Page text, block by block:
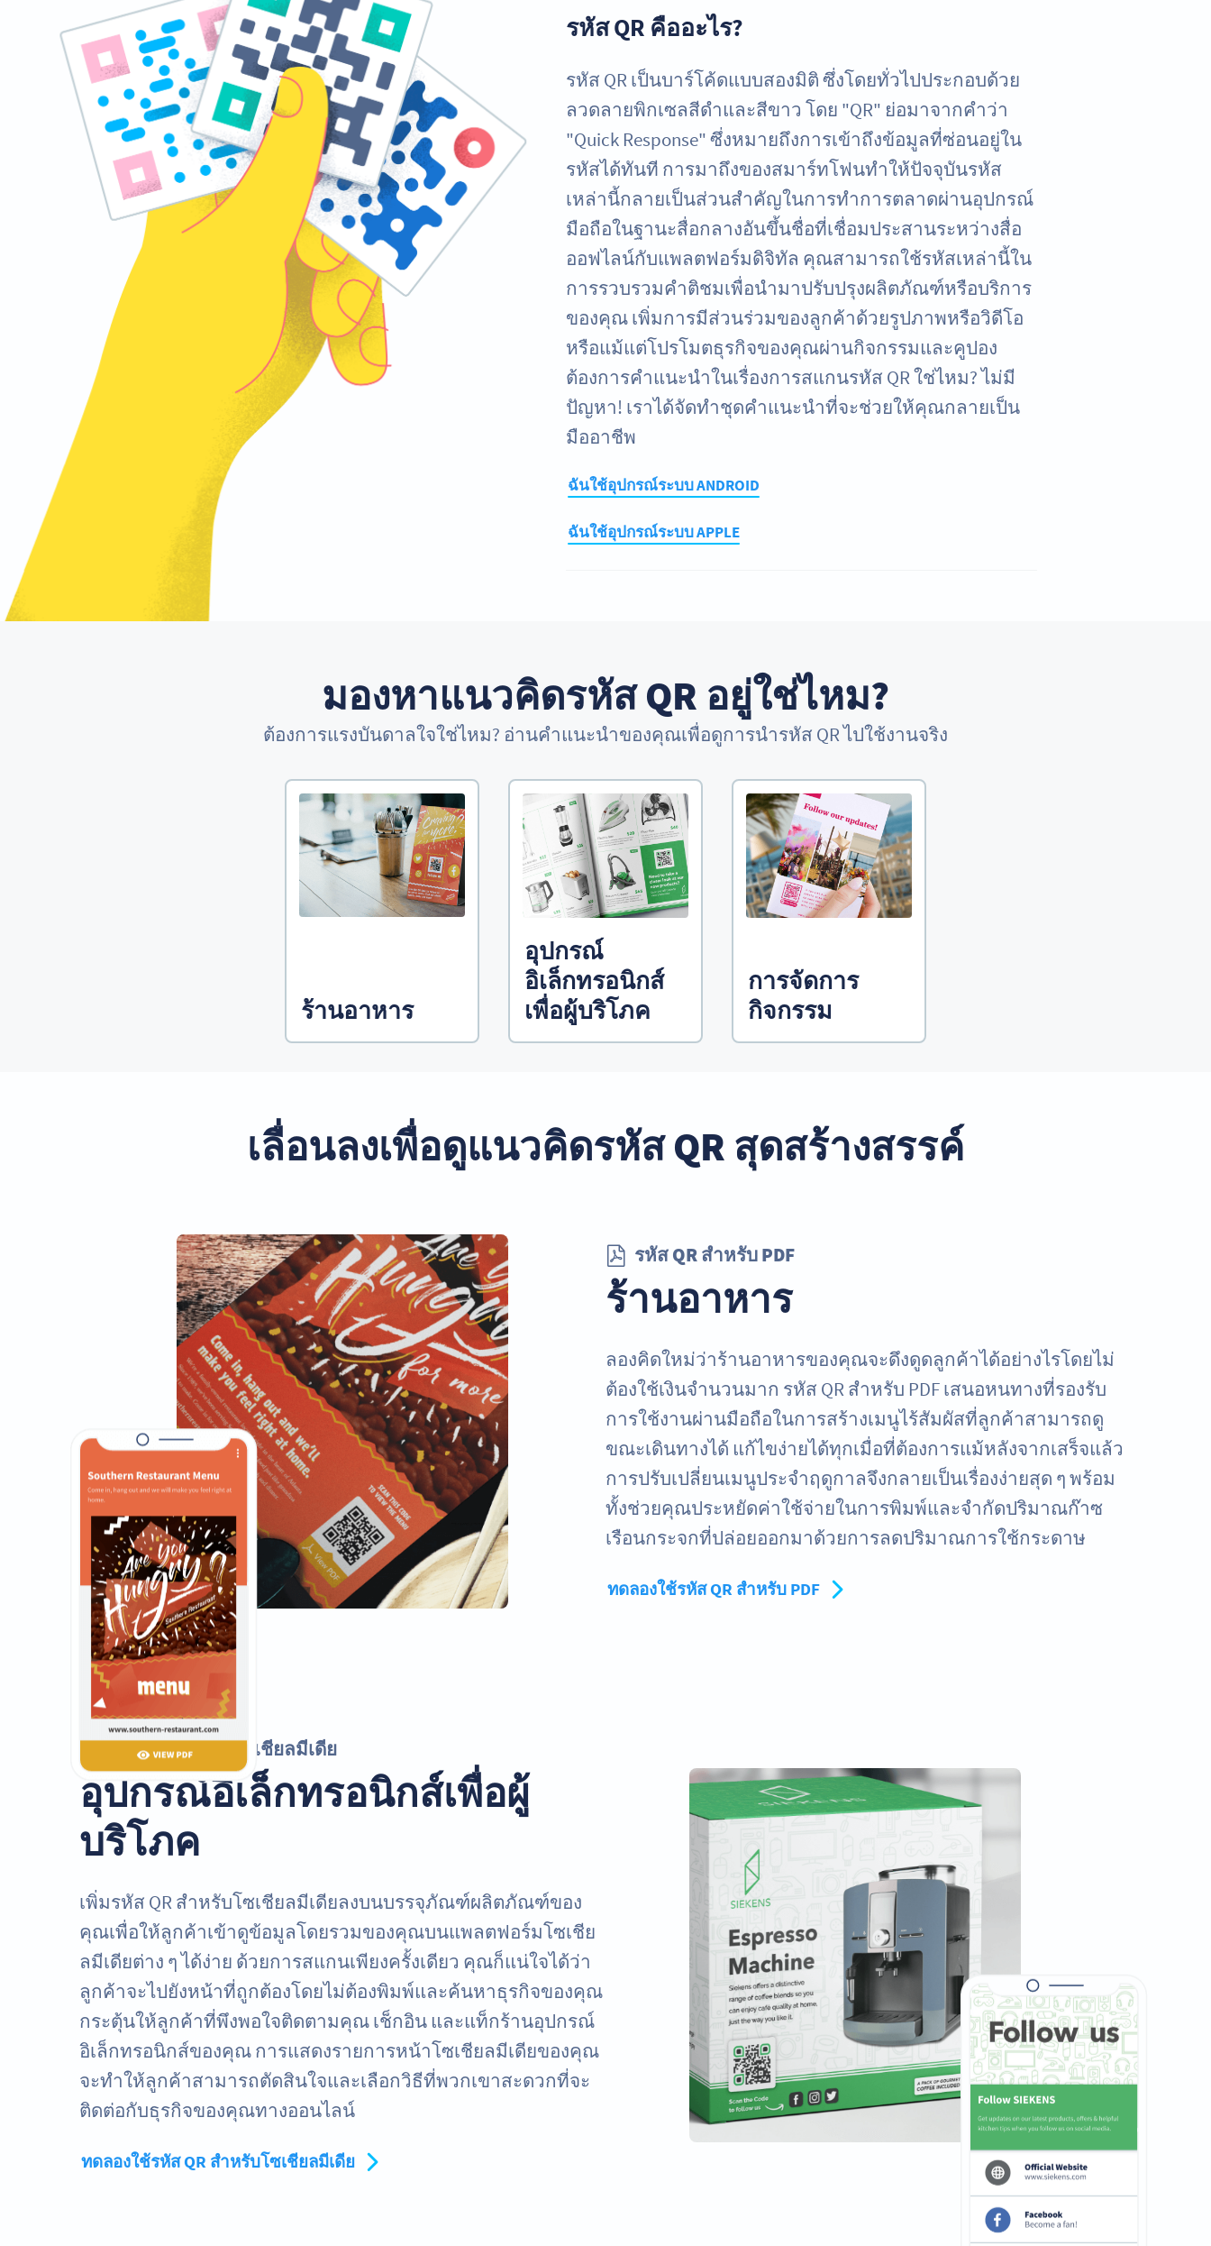
รหัส QR คืออะไร?
รหัส QR เป็นบาร์โค้ดแบบสองมิติ ซึ่งโดยทั่วไปประกอบด้วย
ลวดลายพิกเซลสีดำและสีขาว โดย "QR" ย่อมาจากคำว่า
"Quick Response" ซึ่งหมายถึงการเข้าถึงข้อมูลที่ซ่อนอยู่ใน
รหัสได้ทันที การมาถึงของสมาร์ทโฟนทำให้ปัจจุบันรหัส
เหล่านี้กลายเป็นส่วนสำคัญในการทำการตลาดผ่านอุปกรณ์
มือถือในฐานะสื่อกลางอันขึ้นชื่อที่เชื่อมประสานระหว่างสื่อ
ออฟไลน์กับแพลตฟอร์มดิจิทัล คุณสามารถใช้รหัสเหล่านี้ใน
การรวบรวมคำติชมเพื่อนำมาปรับปรุงผลิตภัณฑ์หรือบริการ
ของคุณ เพิ่มการมีส่วนร่วมของลูกค้าด้วยรูปภาพหรือวิดีโอ
หรือแม้แต่โปรโมตธุรกิจของคุณผ่านกิจกรรมและคูปอง
ต้องการคำแนะนำในเรื่องการสแกนรหัส QR ใช่ไหม? ไม่มี
ปัญหา! เราได้จัดทำชุดคำแนะนำที่จะช่วยให้คุณกลายเป็น
มืออาชีพ
ฉันใช้อุปกรณ์ระบบ ANDROID
ฉันใช้อุปกรณ์ระบบ APPLE
มองหาแนวคิดรหัส QR อยู่ใช่ไหม?
ต้องการแรงบันดาลใจใช่ไหม? อ่านคำแนะนำของคุณเพื่อดูการนำรหัส QR ไปใช้งานจริง
ร้านอาหาร
อุปกรณ์
อิเล็กทรอนิกส์
เพื่อผู้บริโภค
การจัดการ
กิจกรรม
เลื่อนลงเพื่อดูแนวคิดรหัส QR สุดสร้างสรรค์
รหัส QR สำหรับ PDF
ร้านอาหาร
ลองคิดใหม่ว่าร้านอาหารของคุณจะดึงดูดลูกค้าได้อย่างไรโดยไม่
ต้องใช้เงินจำนวนมาก รหัส QR สำหรับ PDF เสนอหนทางที่รองรับ
การใช้งานผ่านมือถือในการสร้างเมนูไร้สัมผัสที่ลูกค้าสามารถดู
ขณะเดินทางได้ แก้ไขง่ายได้ทุกเมื่อที่ต้องการแม้หลังจากเสร็จแล้ว
การปรับเปลี่ยนเมนูประจำฤดูกาลจึงกลายเป็นเรื่องง่ายสุด ๆ พร้อม
ทั้งช่วยคุณประหยัดค่าใช้จ่ายในการพิมพ์และจำกัดปริมาณก๊าซ
เรือนกระจกที่ปล่อยออกมาด้วยการลดปริมาณการใช้กระดาษ
ทดลองใช้รหัส QR สำหรับ PDF
รหัส QR สำหรับโซเชียลมีเดีย
อุปกรณ์อิเล็กทรอนิกส์เพื่อผู้
บริโภค
เพิ่มรหัส QR สำหรับโซเชียลมีเดียลงบนบรรจุภัณฑ์ผลิตภัณฑ์ของ
คุณเพื่อให้ลูกค้าเข้าดูข้อมูลโดยรวมของคุณบนแพลตฟอร์มโซเชีย
ลมีเดียต่าง ๆ ได้ง่าย ด้วยการสแกนเพียงครั้งเดียว คุณก็แน่ใจได้ว่า
ลูกค้าจะไปยังหน้าที่ถูกต้องโดยไม่ต้องพิมพ์และค้นหาธุรกิจของคุณ
กระตุ้นให้ลูกค้าที่พึงพอใจติดตามคุณ เช็กอิน และแท็กร้านอุปกรณ์
อิเล็กทรอนิกส์ของคุณ การแสดงรายการหน้าโซเชียลมีเดียของคุณ
จะทำให้ลูกค้าสามารถตัดสินใจและเลือกวิธีที่พวกเขาสะดวกที่จะ
ติดต่อกับธุรกิจของคุณทางออนไลน์
ทดลองใช้รหัส QR สำหรับโซเชียลมีเดีย